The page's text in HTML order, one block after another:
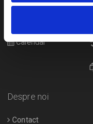
Cultura
Calendar
Despre noi
Contact